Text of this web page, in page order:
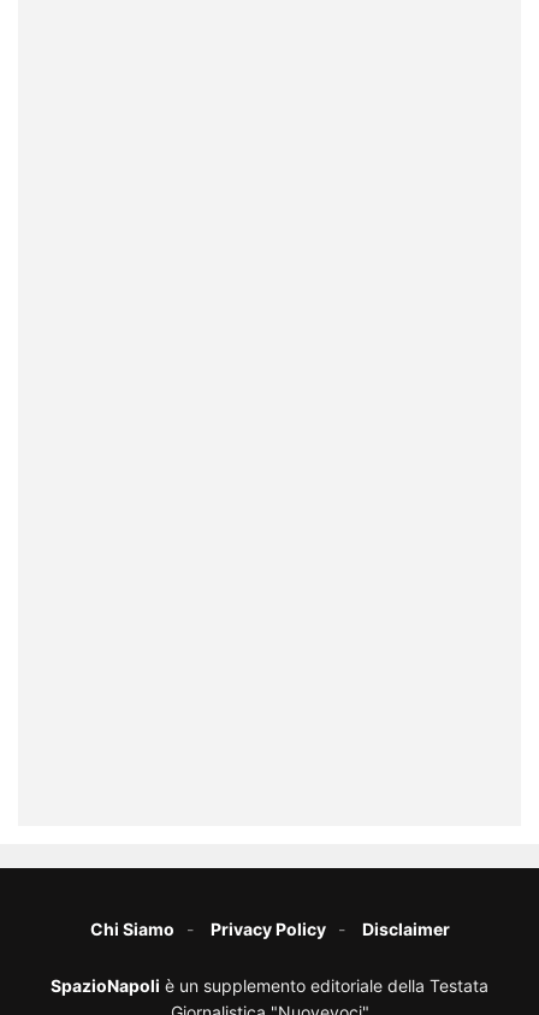
Chi Siamo Privacy Policy Disclaimer
SpazioNapoli è un supplemento editoriale della Testata